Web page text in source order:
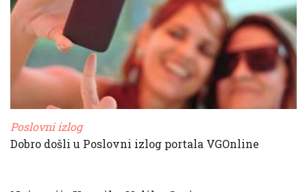
Poslovni izlog
Dobro došli u Poslovni izlog portala VGOnline